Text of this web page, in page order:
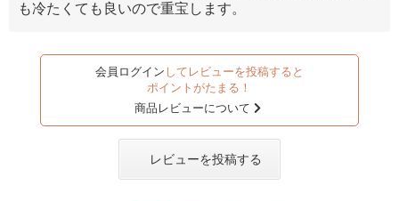
も冷たくても良いので重宝します。
会員ログイン してレビューを投稿すると
ポイントがたまる！
商品レビューについて
レビューを投稿する